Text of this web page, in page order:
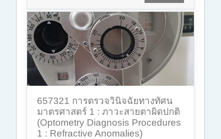
657321 การตรวจวินิจฉัยทางทัศน
มาตรศาสตร์ 1 : ภาวะสายตาผิดปกติ
(Optometry Diagnosis Procedures
1 : Refractive Anomalies)